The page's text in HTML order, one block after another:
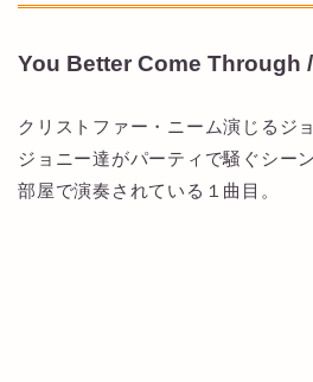
You Better Come Through
クリストファー・ニーム演じるジョ
ジョニー達がパーティで騒ぐシーン
部屋で演奏されている１曲目。